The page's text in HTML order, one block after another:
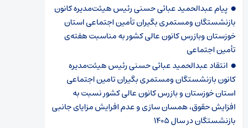
پیام عبدالحمید عبائی حسنی رئیس هیئت‌مدیره کانون
بازنشستگان ومستمری بگیران تأمین اجتماعی استان
خوزستان وبازرس کانون عالی کشور به مناسبت هفته‌ی
تأمین اجتماعی
انتقاد عبدالحمید عبائی حسنی رئیس هیئت‌مدیره
کانون بازنشستگان ومستمری بگیران تامین اجتماعی
استان خوزستان و بازرس کانون عالی کشور نسبت به
افزایش حقوق، همسان سازی و عدم افرایش مزایای جانبی
بازنشستگان در سال ۱۴۰۵